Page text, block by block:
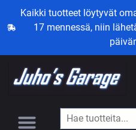
Kaikki tuotteet löytyvät
17 mennessä, niin